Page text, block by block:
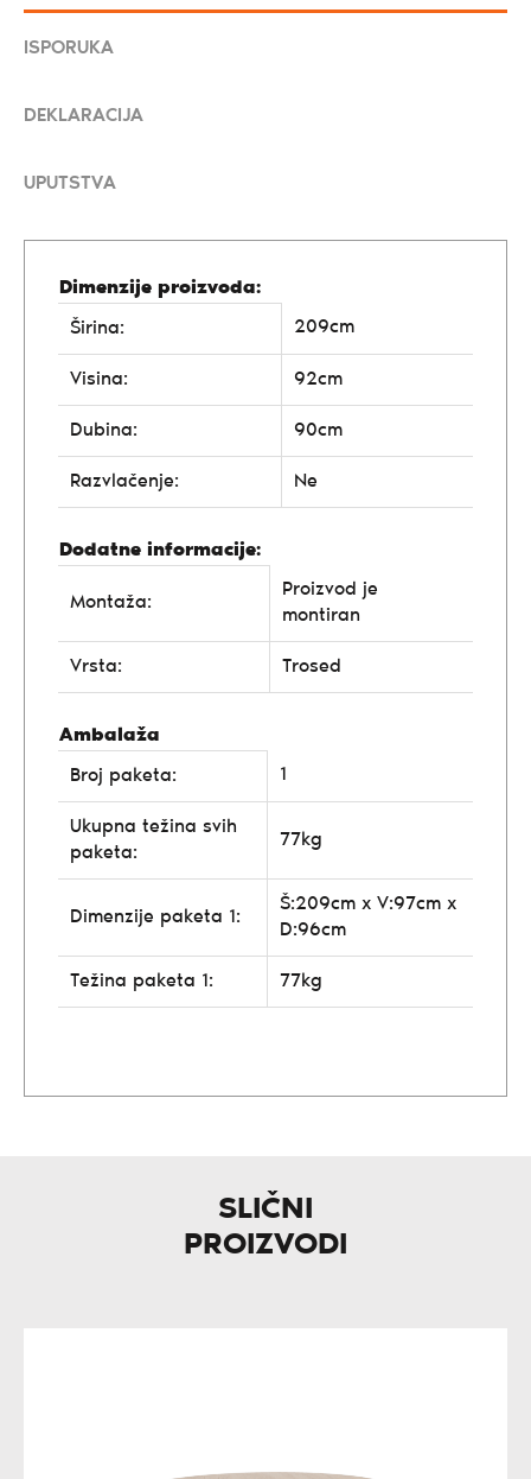
ISPORUKA
DEKLARACIJA
UPUTSTVA
Dimenzije proizvoda:
Širina:
209cm
Visina: 92cm
Dubina: 90cm
Razvlačenje: Ne
Dodatne informacije:
Montaža:
Proizvod je
montiran
Vrsta: Trosed
Ambalaža
Broj paketa:
1
Ukupna težina svih
paketa:
77kg
Dimenzije paketa 1:
Š:209cm x V:97cm x
D:96cm
Težina paketa 1: 77kg
SLIČNI
PROIZVODI